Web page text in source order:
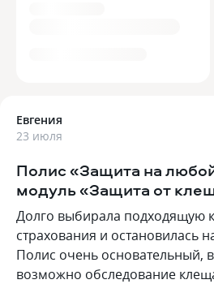
Евгения
23 июля
Полис «Защита на
модуль «Защита от
Долго выбирала подходящую
страхования и остановилась
Полис очень основательный, в
возможно обследование